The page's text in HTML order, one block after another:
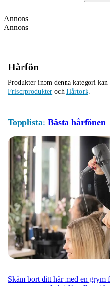
Annons
Annons
Hårfön
Produkter inom denna kategori kan
Frisorprodukter och Hårtork.
Topplista: Bästa hårfönen
Skäm bort ditt hår med en grym